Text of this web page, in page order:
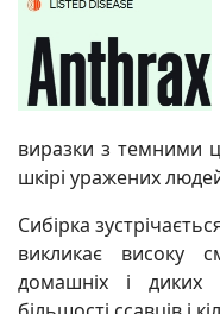
виразки з темними
шкірі уражених
Сибірка
викликає високу
домашніх і диких